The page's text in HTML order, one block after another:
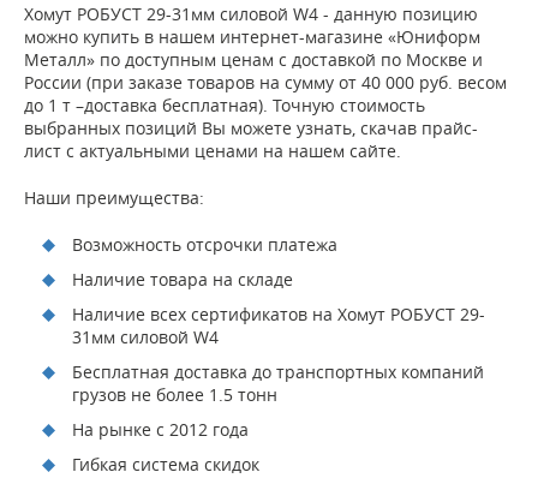
Хомут РОБУСТ 29-31мм силовой W4 - данную позицию
можно купить в нашем интернет-магазине «Юниформ
Металл» по доступным ценам с доставкой по Москве и
России (при заказе товаров на сумму от 40 000 руб. весом
до 1 т –доставка бесплатная). Точную стоимость
выбранных позиций Вы можете узнать, скачав прайс-
лист с актуальными ценами на нашем сайте.
Наши преимущества:
Возможность отсрочки платежа
Наличие товара на складе
Наличие всех сертификатов на Хомут РОБУСТ 29-
31мм силовой W4
Бесплатная доставка до транспортных компаний
грузов не более 1.5 тонн
На рынке с 2012 года
Гибкая система скидок